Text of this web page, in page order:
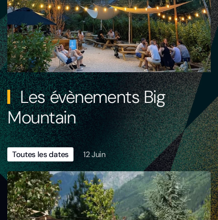
Les évènements Big
Mountain
Toutes les dates 12 Juin